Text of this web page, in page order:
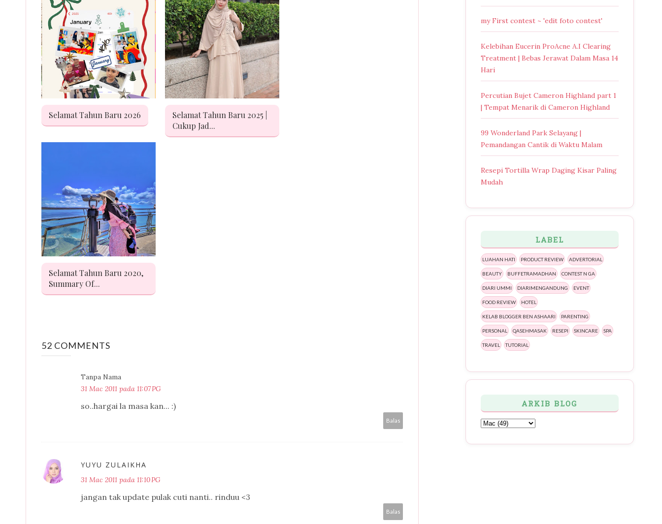
Selamat Tahun Baru 2026
Selamat Tahun Baru 2025 |
Cukup Jad...
Selamat Tahun Baru 2020,
Summary Of...
52 COMMENTS
Tanpa Nama
31 Mac 2011 pada 11:07 PG
so..hargai la masa kan... :)
Balas
YUYU ZULAIKHA
31 Mac 2011 pada 11:10 PG
jangan tak update pulak cuti nanti.. rinduu <3
Balas
my First contest ~ 'edit foto contest'
Kelebihan Eucerin ProAcne A.I Clearing
Treatment | Bebas Jerawat Dalam Masa 14
Hari
Percutian Bujet Cameron Highland part 1
| Tempat Menarik di Cameron Highland
99 Wonderland Park Selayang |
Pemandangan Cantik di Waktu Malam
Resepi Tortilla Wrap Daging Kisar Paling
Mudah
LABEL
LUAHAN HATI PRODUCT REVIEW ADVERTORIAL
BEAUTY BUFFETRAMADHAN CONTEST N GA
DIARI UMMI DIARIMENGANDUNG EVENT
FOOD REVIEW HOTEL
KELAB BLOGGER BEN ASHAARI PARENTING
PERSONAL QASEHMASAK RESEPI SKINCARE SPA
TRAVEL TUTORIAL
ARKIB BLOG